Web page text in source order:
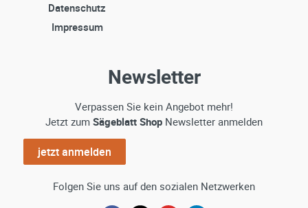
Datenschutz
Impressum
Newsletter
Verpassen Sie kein Angebot mehr!
Jetzt zum Sägeblatt Shop Newsletter anmelden
jetzt anmelden
Folgen Sie uns auf den sozialen Netzwerken